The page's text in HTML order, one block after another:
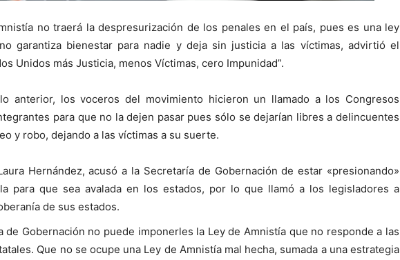
no traerá la despresurización de los penales en el país, pues es una ley
garantiza bienestar para nadie y deja sin justicia a las víctimas, advirtió el
Unidos más Justicia, menos Víctimas, cero Impunidad”.
anterior, los voceros del movimiento hicieron un llamado a los Congresos
para que no la dejen pasar pues sólo se dejarían libres a delincuentes
y robo, dejando a las víctimas a su suerte.
Hernández, acusó a la Secretaría de Gobernación de estar «presionando»
para que sea avalada en los estados, por lo que llamó a los legisladores a
de sus estados.
de Gobernación no puede imponerles la Ley de Amnistía que no responde a las
Que no se ocupe una Ley de Amnistía mal hecha, sumada a una estrategia